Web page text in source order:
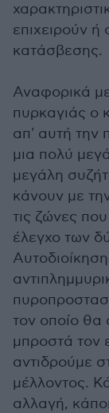
επιχειρούν ή
κατάσβεσης.
Αναφορικά
πυρκαγιάς ο
απ' αυτή την
μια πολύ
μεγάλη
κάνουν με
τις ζώνες
έλεγχο των
τον οποίο θα
μπροστά τον
αντιδρούμε
μέλλοντος.
αλλαγή,